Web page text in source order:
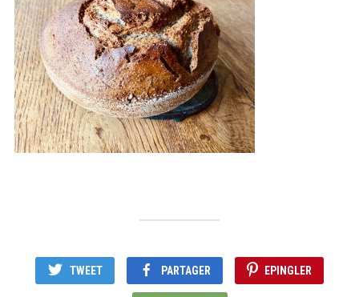
TWEET PARTAGER EPINGLER